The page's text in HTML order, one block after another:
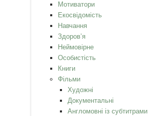
Мотиватори
Екосвідомість
Навчання
Здоров’я
Неймовірне
Особистість
Книги
Фільми
Художні
Документальні
Англомовні із субтитрами